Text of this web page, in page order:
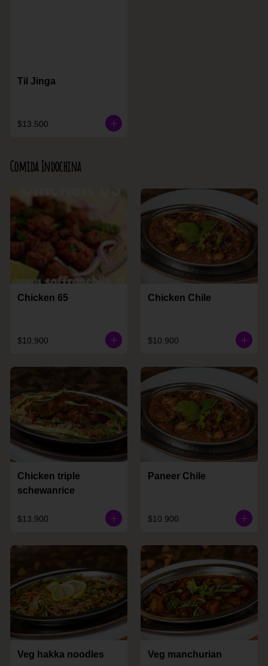
Til Jinga
$13.500
Comida Indochina
Chicken 65
$10.900
Chicken Chile
$10.900
Chicken triple
schewanrice
$13.900
Paneer Chile
$10.900
Veg hakka noodles Veg manchurian